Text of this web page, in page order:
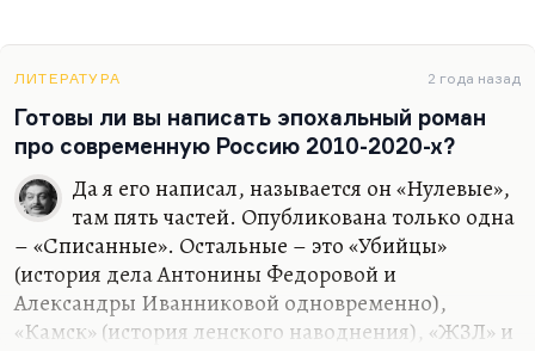
ЛИТЕРАТУРА 2 года назад
Готовы ли вы написать эпохальный роман
про современную Россию 2010-2020-х?
Да я его написал, называется он «Нулевые»,
там пять частей. Опубликована только одна
– «Списанные». Остальные – это «Убийцы»
(история дела Антонины Федоровой и
Александры Иванниковой одновременно),
«Камск» (история ленского наводнения), «ЖЗЛ» и